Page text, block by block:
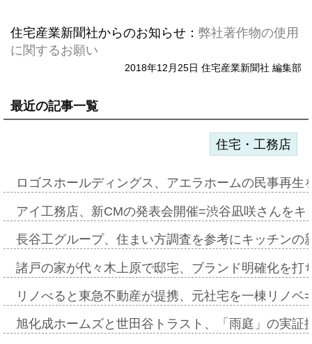
住宅産業新聞社からのお知らせ： 弊社著作物の使用
に関するお願い
2018年12月25日 住宅産業新聞社 編集部
最近の記事一覧
住宅・工務店
ロゴスホールディングス、アエラホームの民事再
アイ工務店、新CMの発表会開催=渋谷凪咲さんを
長谷工グループ、住まい方調査を参考にキッチン
諸戸の家が代々木上原で邸宅、ブランド明確化を
リノべると東急不動産が提携、元社宅を一棟リノ
旭化成ホームズと世田谷トラスト、「雨庭」の実